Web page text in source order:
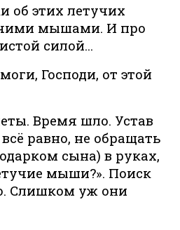
об этих летучих
мышами. И про
силой…
Господи, от этой
Время шло. Устав
равно, не обращать
сына) в руках,
мыши?». Поиск
Слишком уж они